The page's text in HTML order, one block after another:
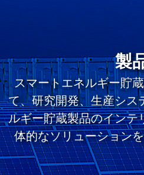
製
スマートエネルギー貯
て、研究開発、生産シス
ルギー貯蔵製品のインテ
体的なソリューション